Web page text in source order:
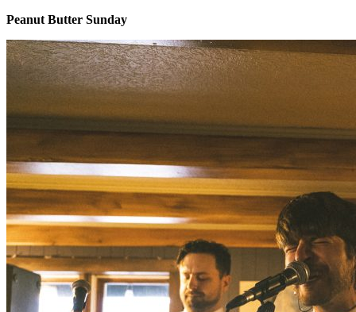
Peanut Butter Sunday